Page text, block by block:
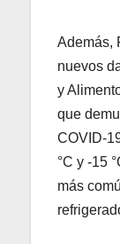
Además,
nuevos
y
que
COVID-
°C y -15
más